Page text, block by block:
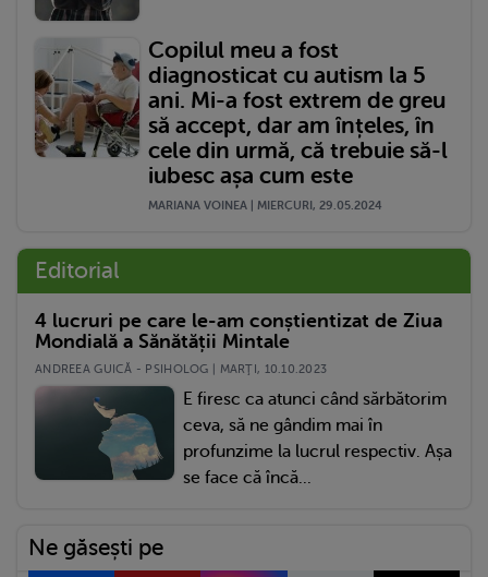
Copilul meu a fost
diagnosticat cu autism la 5
ani. Mi-a fost extrem de greu
să accept, dar am înțeles, în
cele din urmă, că trebuie să-l
iubesc așa cum este
MARIANA VOINEA | MIERCURI, 29.05.2024
Editorial
4 lucruri pe care le-am conștientizat de Ziua
Mondială a Sănătății Mintale
ANDREEA GUICĂ - PSIHOLOG | MARŢI, 10.10.2023
E firesc ca atunci când sărbătorim
ceva, să ne gândim mai în
profunzime la lucrul respectiv. Așa
se face că încă...
Ne găsești pe